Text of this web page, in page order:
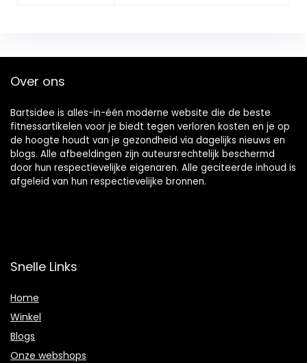
Over ons
Bartsidee is alles-in-één moderne website die de beste
fitnessartikelen voor je biedt tegen verloren kosten en je op
de hoogte houdt van je gezondheid via dagelijks nieuws en
blogs. Alle afbeeldingen zijn auteursrechtelijk beschermd
door hun respectievelijke eigenaren. Alle geciteerde inhoud is
afgeleid van hun respectievelijke bronnen.
Snelle Links
Home
Winkel
Blogs
Onze webshops